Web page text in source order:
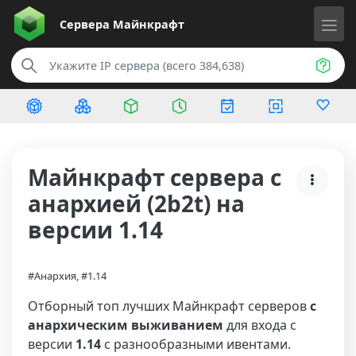
Сервера Майнкрафт
Майнкрафт сервера с
анархией (2b2t) на
версии 1.14
#Анархия, #1.14
Отборный топ лучших Майнкрафт серверовс
анархическим выживанием для входа с
версии 1.14 с разнообразными ивентами.